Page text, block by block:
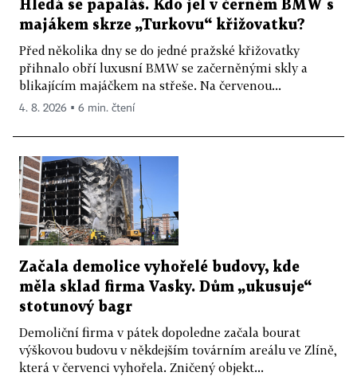
Hledá se papaláš. Kdo jel v černém BMW s
majákem skrze „Turkovu“ křižovatku?
Před několika dny se do jedné pražské křižovatky
přihnalo obří luxusní BMW se začerněnými skly a
blikajícím majáčkem na střeše. Na červenou...
4. 8. 2026 ▪ 6 min. čtení
Začala demolice vyhořelé budovy, kde
měla sklad firma Vasky. Dům „ukusuje“
stotunový bagr
Demoliční firma v pátek dopoledne začala bourat
výškovou budovu v někdejším továrním areálu ve Zlíně,
která v červenci vyhořela. Zničený objekt...